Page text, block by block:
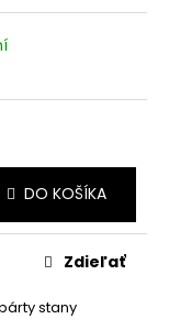
DO KOŠÍKA
stany
Zdieľať